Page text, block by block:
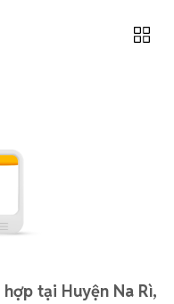
tại Huyện Na Rì,